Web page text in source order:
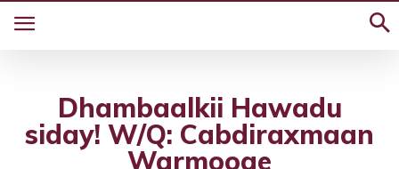
Dhambaalkii Hawadu
siday! W/Q: Cabdiraxmaan
Warmooge